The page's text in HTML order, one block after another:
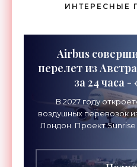
ИНТЕРЕСНЫЕ
Airbus
перелет из
за 24 часа
В 2027 году
воздушных перевозок
Лондон. Проект